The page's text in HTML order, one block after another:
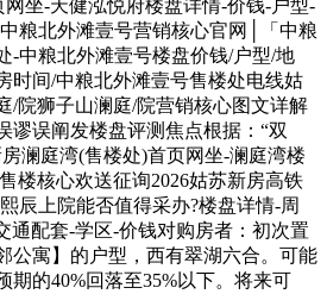
坐-天健泓悦府楼盘详情-价钱-户型-
粮北外滩壹号营销核心官网│「中粮
-中粮北外滩壹号楼盘价钱/户型/地
时间/中粮北外滩壹号售楼处电线姑
/院狮子山澜庭/院营销核心图文详解
谬误阐发楼盘评测焦点根据：“双
澜庭湾(售楼处)首页网坐-澜庭湾楼
楼核心欢送征询2026姑苏新房高铁
辰上院能否值得采办?楼盘详情-周
通配套-学区-价钱对购房者：初次置
公寓】的户型，西有翠湖六合。可能
期的40%回落至35%以下。将来可